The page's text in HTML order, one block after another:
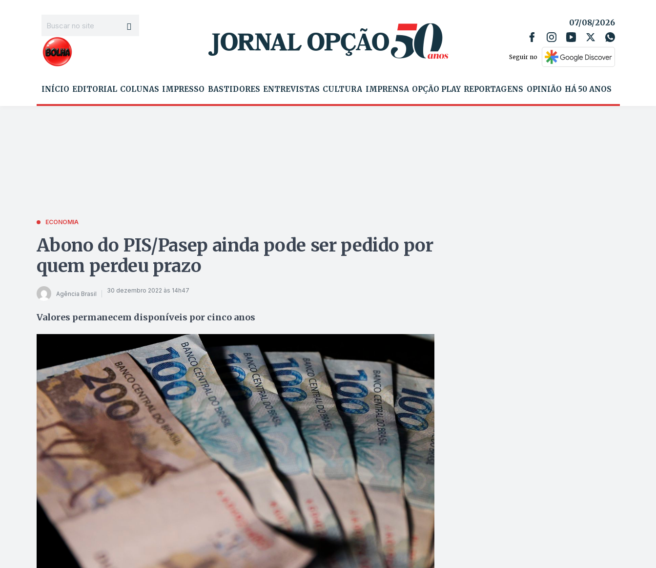
07/08/2026
Seguir no
INÍCIO EDITORIAL COLUNAS IMPRESSO BASTIDORES ENTREVISTAS CULTURA IMPRENSA OPÇÃO PLAY REPORTAGENS OPINIÃO HÁ 50 ANOS
ECONOMIA
Abono do PIS/Pasep ainda pode ser pedido por
quem perdeu prazo
Agência Brasil 30 dezembro 2022 às 14h47
Valores permanecem disponíveis por cinco anos